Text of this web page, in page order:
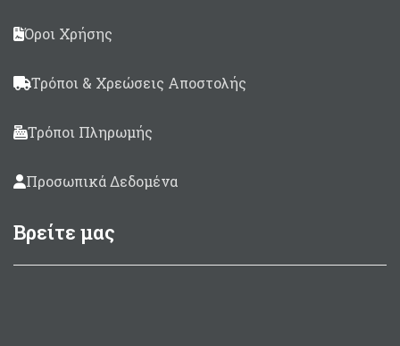
Όροι Χρήσης
Τρόποι & Χρεώσεις Αποστολής
Τρόποι Πληρωμής
Προσωπικά Δεδομένα
Βρείτε μας